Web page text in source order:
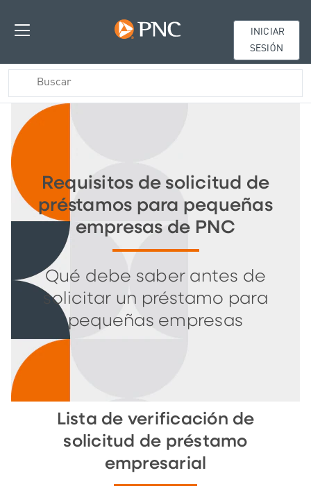
INICIAR
SESIÓN
Requisitos de solicitud de
préstamos para pequeñas
empresas de PNC
Qué debe saber antes de
solicitar un préstamo para
pequeñas empresas
Lista de verificación de
solicitud de préstamo
empresarial